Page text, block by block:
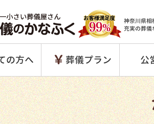
神奈川県相
充実の葬儀
の方へ 葬儀プラン 公